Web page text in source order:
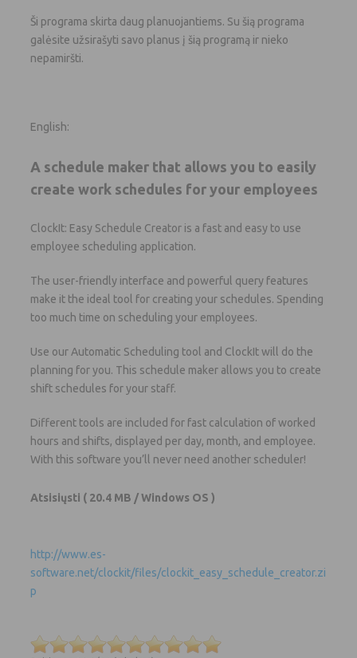
Ši programa skirta daug planuojantiems. Su šią programa
galėsite užsirašyti savo planus į šią programą ir nieko
nepamiršti.
English:
A schedule maker that allows you to easily
create work schedules for your employees
ClockIt: Easy Schedule Creator is a fast and easy to use
employee scheduling application.
The user-friendly interface and powerful query features
make it the ideal tool for creating your schedules. Spending
too much time on scheduling your employees.
Use our Automatic Scheduling tool and ClockIt will do the
planning for you. This schedule maker allows you to create
shift schedules for your staff.
Different tools are included for fast calculation of worked
hours and shifts, displayed per day, month, and employee.
With this software you’ll never need another scheduler!
Atsisiųsti ( 20.4 MB / Windows OS )
http://www.es-
software.net/clockit/files/clockit_easy_schedule_creator.zi
p